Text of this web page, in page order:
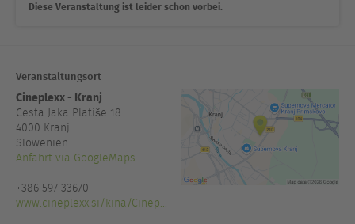
Diese Veranstaltung ist leider schon vorbei.
Veranstaltungsort
Cineplexx - Kranj
Cesta Jaka Platiše 18
4000 Kranj
Slowenien
Anfahrt via GoogleMaps
+386 597 33670
www.cineplexx.si/kina/Cinep...